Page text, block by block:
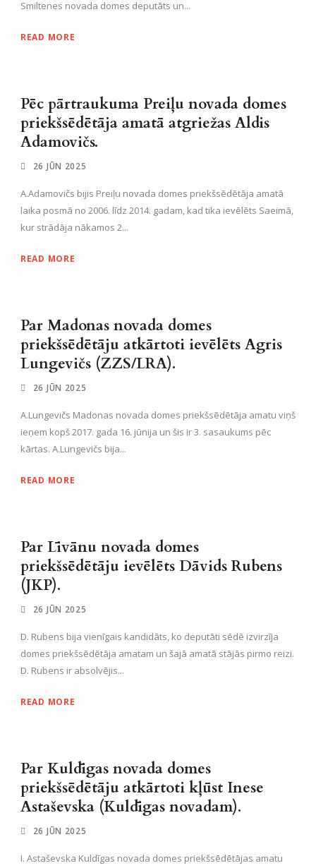
Smiltenes novada domes deputāts un...
READ MORE
Pēc pārtraukuma Preiļu novada domes
priekšsēdētāja amatā atgriežas Aldis
Adamovičs.
26 JŪN 2025
A.Adamovičs bijis Preiļu novada domes priekšsēdētāja amatā
laika posmā no 2006. līdz 2014. gadam, kad tika ievēlēts Saeimā,
kur strādāja nākamos 2...
READ MORE
Par Madonas novada domes
priekšsēdētāju atkārtoti ievēlēts Agris
Lungevičs (ZZS/LRA).
26 JŪN 2025
A.Lungevičs Madonas novada domes priekšsēdētāja amatu viņš
ieņem kopš 2017. gada 16. jūnija un šis ir 3. sasaukums pēc
kārtas. A.Lungevičs bija...
READ MORE
Par Līvānu novada domes
priekšsēdētāju ievēlēts Dāvids Rubens
(JKP).
26 JŪN 2025
D. Rubens bija vienīgais kandidāts, ko deputāti sēdē izvirzīja
domes priekšsēdētāja amatam un šajā amatā stājās pirmo reizi.
D. Rubens ir absolvējis...
READ MORE
Par Kuldīgas novada domes
priekšsēdētāju atkārtoti kļūst Inese
Astaševska (Kuldīgas novadam).
26 JŪN 2025
I. Astaševska Kuldīgas novada domes priekšsēdētājas amatu